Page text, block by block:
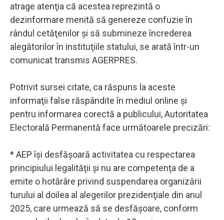
atrage atenţia că acestea reprezintă o
dezinformare menită să genereze confuzie în
rândul cetăţenilor şi să submineze încrederea
alegătorilor în instituţiile statului, se arată într-un
comunicat transmis AGERPRES.
Potrivit sursei citate, ca răspuns la aceste
informaţii false răspândite în mediul online şi
pentru informarea corectă a publicului, Autoritatea
Electorală Permanentă face următoarele precizări:
* AEP îşi desfăşoară activitatea cu respectarea
principiului legalităţii şi nu are competenţa de a
emite o hotărâre privind suspendarea organizării
turului al doilea al alegerilor prezidenţiale din anul
2025, care urmează să se desfăşoare, conform